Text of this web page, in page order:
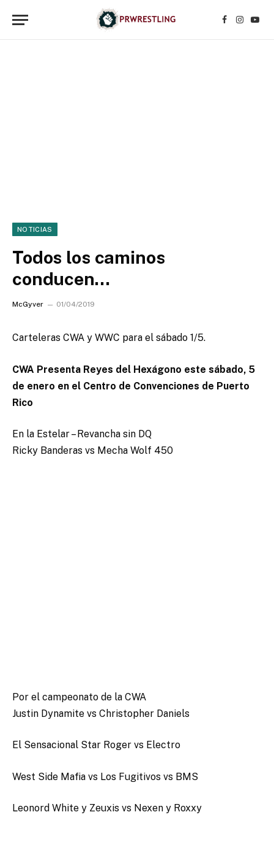
Facebook
NOTICIAS
Todos los caminos
conducen…
McGyver 01/04/2019
Carteleras CWA y WWC para el sábado 1/5.
CWA Presenta Reyes del Hexágono este sábado, 5
de enero en el Centro de Convenciones de Puerto
Rico
En la Estelar – Revancha sin DQ
Ricky Banderas vs Mecha Wolf 450
Por el campeonato de la CWA
Justin Dynamite vs Christopher Daniels
El Sensacional Star Roger vs Electro
West Side Mafia vs Los Fugitivos vs BMS
Leonord White y Zeuxis vs Nexen y Roxxy